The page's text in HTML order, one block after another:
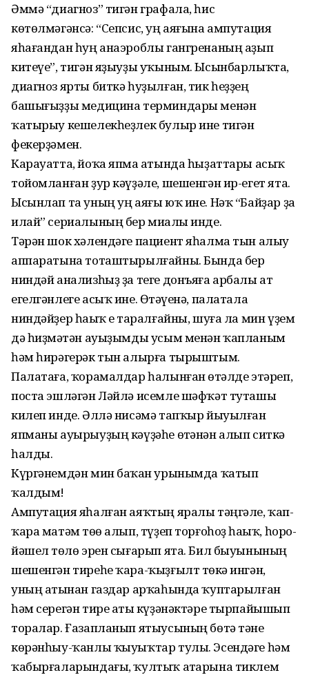
Әммә “диагноз” тигән графала, һис
көтөлмәгәнсә: “Сепсис, уң аяғына ампутация
яһағандан һуң анаэроблы гангренаның аҙып
китеүе”, тигән яҙыуҙы уҡыным. Ысынбарлыҡта,
диагноз ярты биткә һуҙылған, тик һеҙҙең
башығыҙҙы медицина терминдары менән
ҡатырыу кешелекһеҙлек булыр ине тигән
фекерҙәмен.
Карауатта, йоҡа япма аҫтында һыҙаттары асыҡ
тойомланған ҙур кәүҙәле, шешенгән ир-егет ята.
Ысынлап та уның уң аяғы юҡ ине. Нәҡ “Байҙар ҙа
илай” сериалының бер миҫалы инде.
Тәрән шок хәлендәге пациент яһалма тын алыу
аппаратына тоташтырылғайны. Бында бер
ниндәй анализһыҙ ҙа теге донъяға арбалы ат
егелгәнлеге асыҡ ине. Өҫтәүенә, палатала
ниндәйҙер һаҫыҡ еҫ таралғайны, шуға ла мин үҙем
дә һиҙмәҫтән ауыҙымды усым менән ҡапланым
һәм һирәгерәк тын алырға тырыштым.
Палатаға, ҡорамалдар һалынған өҫтәлде этәреп,
поста эшләгән Ләйлә исемле шәфҡәт туташы
килеп инде. Әллә нисәмә тапҡыр йыуылған
япманы ауырыуҙың кәүҙәһе өҫтәнән алып ситкә
һалды.
Күргәнемдән мин баҫҡан урынымда ҡатып
ҡалдым!
Ампутация яһалған аяҡтың яралы тәңгәле, ҡап-
ҡара матәм төҫө алып, түҙеп торғоһоҙ һаҫыҡ, һоро-
йәшел төҫлө эрен сығарып ята. Бил быуынының
шешенгән тиреһе ҡара-ҡыҙғылт төҫкә ингән,
уның аҫтынан газдар арҡаһында ҡуптарылған
һәм серегән тире аҫты күҙәнәктәре тырпайышып
торалар. Ғазапланып ятыусының бөтә тәне
көрәнһыу-ҡанлы ҡыуыҡтар тулы. Эсендәге һәм
ҡабырғаларындағы, ҡултыҡ аҫтарына тиклем